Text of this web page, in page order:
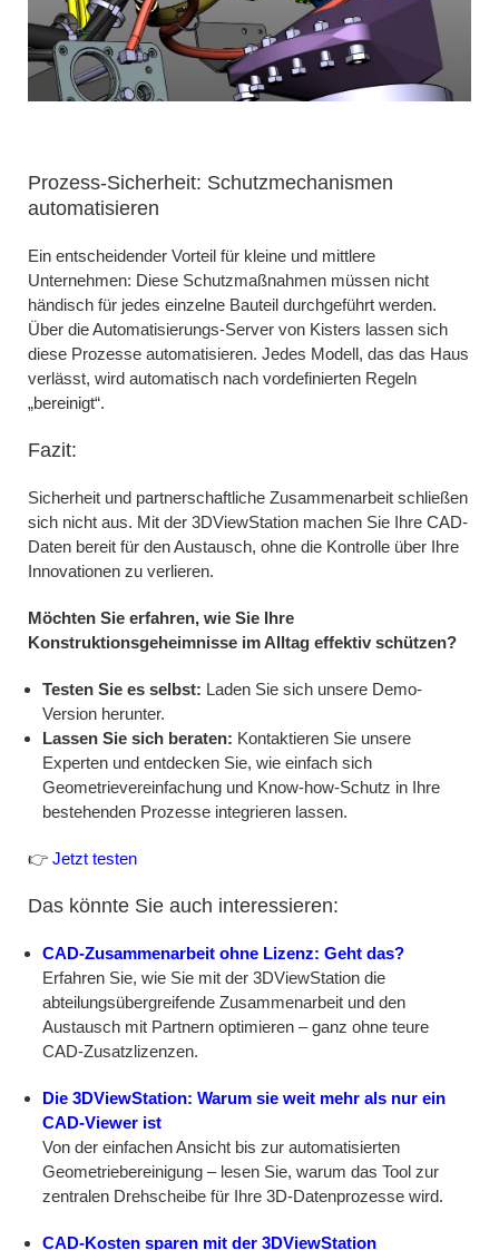
Prozess-Sicherheit: Schutzmechanismen
automatisieren
Ein entscheidender Vorteil für kleine und mittlere
Unternehmen: Diese Schutzmaßnahmen müssen nicht
händisch für jedes einzelne Bauteil durchgeführt werden.
Über die Automatisierungs-Server von Kisters lassen sich
diese Prozesse automatisieren. Jedes Modell, das das Haus
verlässt, wird automatisch nach vordefinierten Regeln
„bereinigt“.
Fazit:
Sicherheit und partnerschaftliche Zusammenarbeit schließen
sich nicht aus. Mit der 3DViewStation machen Sie Ihre CAD-
Daten bereit für den Austausch, ohne die Kontrolle über Ihre
Innovationen zu verlieren.
Möchten Sie erfahren, wie Sie Ihre
Konstruktionsgeheimnisse im Alltag effektiv schützen?
Testen Sie es selbst: Laden Sie sich unsere Demo-
Version herunter.
Lassen Sie sich beraten: Kontaktieren Sie unsere
Experten und entdecken Sie, wie einfach sich
Geometrievereinfachung und Know-how-Schutz in Ihre
bestehenden Prozesse integrieren lassen.
👉 Jetzt testen
Das könnte Sie auch interessieren:
CAD-Zusammenarbeit ohne Lizenz: Geht das?
Erfahren Sie, wie Sie mit der 3DViewStation die
abteilungsübergreifende Zusammenarbeit und den
Austausch mit Partnern optimieren – ganz ohne teure
CAD-Zusatzlizenzen.
Die 3DViewStation: Warum sie weit mehr als nur ein
CAD-Viewer ist
Von der einfachen Ansicht bis zur automatisierten
Geometriebereinigung – lesen Sie, warum das Tool zur
zentralen Drehscheibe für Ihre 3D-Datenprozesse wird.
CAD-Kosten sparen mit der 3DViewStation